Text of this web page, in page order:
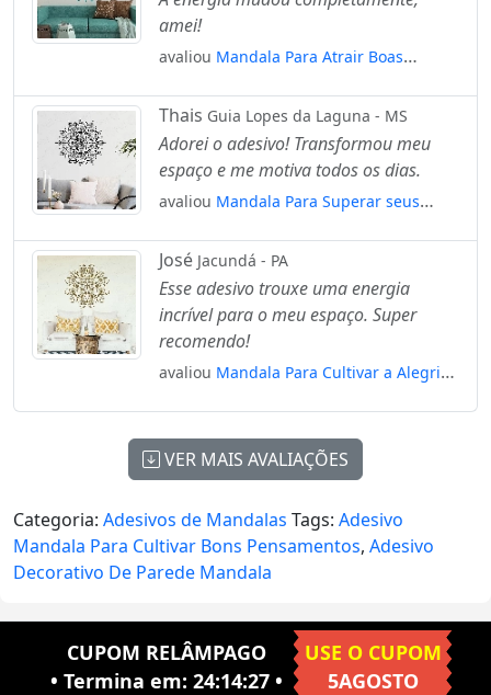
amei!
avaliou Mandala Para Atrair Boas
para Casa, Quarto, Sala e Vidro Mod:60
Thais Guia Lopes da Laguna - MS
Adorei o adesivo! Transformou meu
espaço e me motiva todos os dias.
avaliou Mandala Para Superar seus
para Casa, Quarto, Sala e Vidro Mod:557
José Jacundá - PA
Esse adesivo trouxe uma energia
incrível para o meu espaço. Super
recomendo!
avaliou Mandala Para Cultivar a Alegria
VER MAIS AVALIAÇÕES
Categoria: Adesivos de Mandalas Tags: Adesivo
Mandala Para Cultivar Bons Pensamentos, Adesivo
Decorativo De Parede Mandala
CUPOM RELÂMPAGO
• Termina em: 24:14:26•
USE O CUPOM
5AGOSTO